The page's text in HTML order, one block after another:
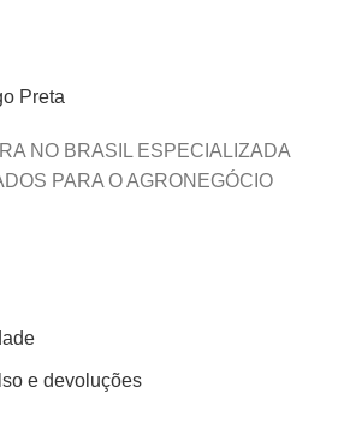
NO BRASIL ESPECIALIZADA
PARA O AGRONEGÓCIO
e devoluções